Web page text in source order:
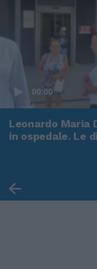
00:00
Leonardo Maria
in ospedale. Le